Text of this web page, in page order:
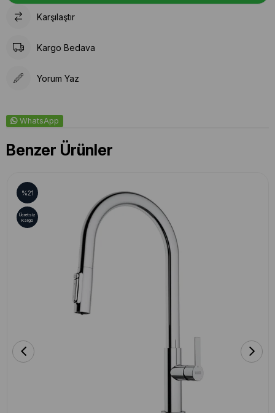
Karşılaştır
Kargo Bedava
Yorum Yaz
WhatsApp
Benzer Ürünler
%21
Ücretsiz
Kargo